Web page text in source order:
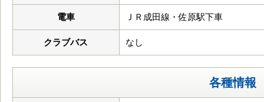
電車 ＪＲ成田線・佐原駅下車
クラブバス なし
各種情報